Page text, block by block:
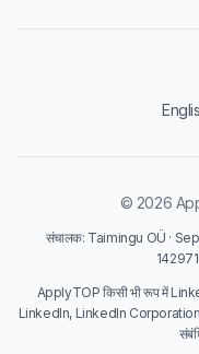
© 2026
संचालक: Taimingu OÜ ·
ApplyTOP किसी भी रूप में
LinkedIn, LinkedIn Corporation